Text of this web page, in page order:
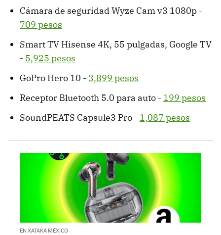
Cámara de seguridad Wyze Cam v3 1080p -
709 pesos
Smart TV Hisense 4K, 55 pulgadas, Google TV
- 5,925 pesos
GoPro Hero 10 - 3,899 pesos
Receptor Bluetooth 5.0 para auto - 199 pesos
SoundPEATS Capsule3 Pro - 1,087 pesos
EN XATAKA MÉXICO